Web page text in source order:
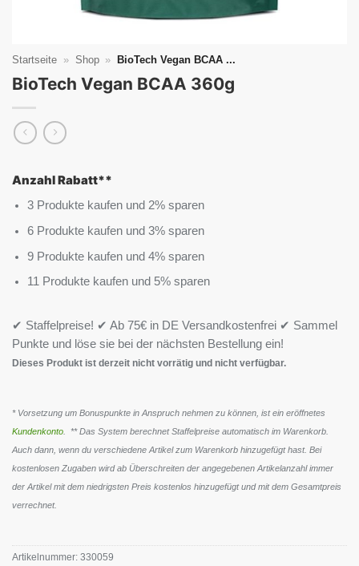
Startseite » Shop » BioTech Vegan BCAA ...
BioTech Vegan BCAA 360g
Anzahl Rabatt**
3 Produkte kaufen und 2% sparen
6 Produkte kaufen und 3% sparen
9 Produkte kaufen und 4% sparen
11 Produkte kaufen und 5% sparen
✔ Staffelpreise! ✔ Ab 75€ in DE Versandkostenfrei ✔ Sammel
Punkte und löse sie bei der nächsten Bestellung ein!
Dieses Produkt ist derzeit nicht vorrätig und nicht verfügbar.
* Vorsetzung um Bonuspunkte in Anspruch nehmen zu können, ist ein eröffnetes
Kundenkonto . ** Das System berechnet Staffelpreise automatisch im Warenkorb.
Auch dann, wenn du verschiedene Artikel zum Warenkorb hinzugefügt hast. Bei
kostenlosen Zugaben wird ab Überschreiten der angegebenen Artikelanzahl immer
der Artikel mit dem niedrigsten Preis kostenlos hinzugefügt und mit dem Gesamtpreis
verrechnet.
Artikelnummer: 330059